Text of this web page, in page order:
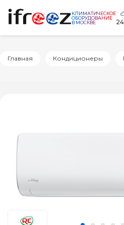
КЛИМАТИЧЕСКОЕ
ОБОРУДОВАНИЕ
В МОСКВЕ
Главная Кондиционеры